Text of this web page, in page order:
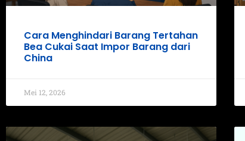
Cara Menghindari Barang Tertahan
Bea Cukai Saat Impor Barang dari
China
Mei 12, 2026